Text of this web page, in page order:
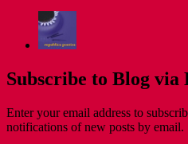
Subscribe to Blog via
Enter your email address to
notifications of new posts by email.